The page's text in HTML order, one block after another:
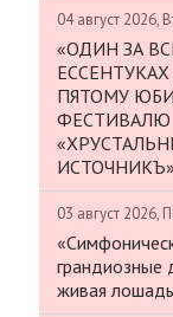
04 август 2026,
«ОДИН ЗА
ПЯТОМУ
ФЕСТИВАЛЮ
ИСТОЧНИКЪ»
03 август 2026,
грандиозные
живая